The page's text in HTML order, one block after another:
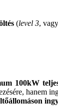
(level 3, vagy
100kW
hanem